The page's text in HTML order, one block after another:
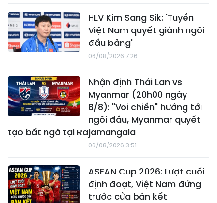
HLV Kim Sang Sik: 'Tuyển
Việt Nam quyết giành ngôi
đầu bảng'
06/08/2026 7:26
Nhận định Thái Lan vs
Myanmar (20h00 ngày
8/8): "Voi chiến" hướng tới
ngôi đầu, Myanmar quyết
tạo bất ngờ tại Rajamangala
06/08/2026 3:51
ASEAN Cup 2026: Lượt cuối
định đoạt, Việt Nam đứng
trước cửa bán kết